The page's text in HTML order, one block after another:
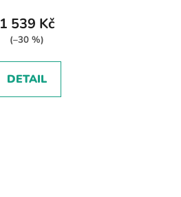
1 539 Kč
(–30 %)
DETAIL